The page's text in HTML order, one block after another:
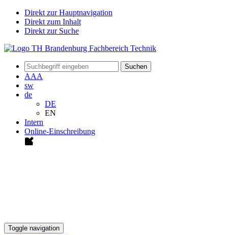
Direkt zur Hauptnavigation
Direkt zum Inhalt
Direkt zur Suche
Suchen
AAA
sw
de
DE
EN
Intern
Online-Einschreibung
Toggle navigation